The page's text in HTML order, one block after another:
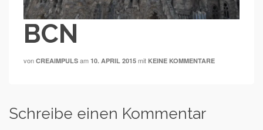
BCN
von CREAIMPULS am 10. APRIL 2015 mit KEINE KOMMENTARE
Schreibe einen Kommentar